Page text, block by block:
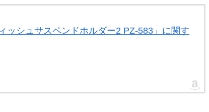
ッシュサスペンドホルダー2 PZ-583」に関す